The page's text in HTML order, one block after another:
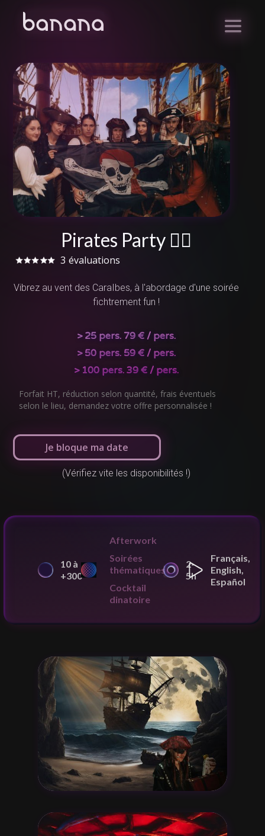
Pirates Party 🏴‍☠️
3 évaluations
Vibrez au vent des CaraIbes, à l'abordage d'une soirée
fichtrement fun !
>25 pers. 79 €/ pers.
>50 pers. 59 €/ pers.
>100 pers. 39 €/ pers.
Forfait HT, réduction selon quantité, frais éventuels
selon le lieu, demandez votre offre personnalisée !
Je bloque ma date
(Vérifiez vite les disponibilités !)
10 à
+300
Afterwork
Soirées
thématiques
Cocktail
dinatoire
2-
5h
Français,
English,
Español